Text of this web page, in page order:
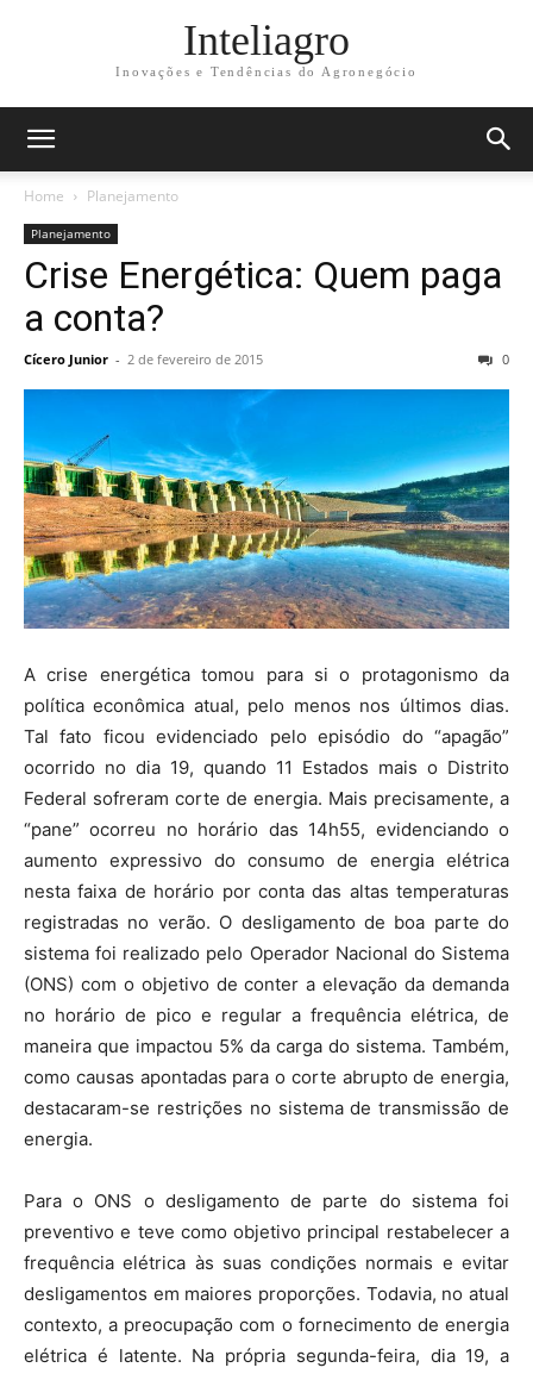
Inteliagro
Inovações e Tendências do Agronegócio
Home Planejamento
Planejamento
Crise Energética: Quem paga
a conta?
Cícero Junior - 2 de fevereiro de 2015 0
A crise energética tomou para si o protagonismo da
política econômica atual, pelo menos nos últimos dias.
Tal fato ficou evidenciado pelo episódio do “apagão”
ocorrido no dia 19, quando 11 Estados mais o Distrito
Federal sofreram corte de energia. Mais precisamente, a
“pane” ocorreu no horário das 14h55, evidenciando o
aumento expressivo do consumo de energia elétrica
nesta faixa de horário por conta das altas temperaturas
registradas no verão. O desligamento de boa parte do
sistema foi realizado pelo Operador Nacional do Sistema
(ONS) com o objetivo de conter a elevação da demanda
no horário de pico e regular a frequência elétrica, de
maneira que impactou 5% da carga do sistema. Também,
como causas apontadas para o corte abrupto de energia,
destacaram-se restrições no sistema de transmissão de
energia.
Para o ONS o desligamento de parte do sistema foi
preventivo e teve como objetivo principal restabelecer a
frequência elétrica às suas condições normais e evitar
desligamentos em maiores proporções. Todavia, no atual
contexto, a preocupação com o fornecimento de energia
elétrica é latente. Na própria segunda-feira, dia 19, a